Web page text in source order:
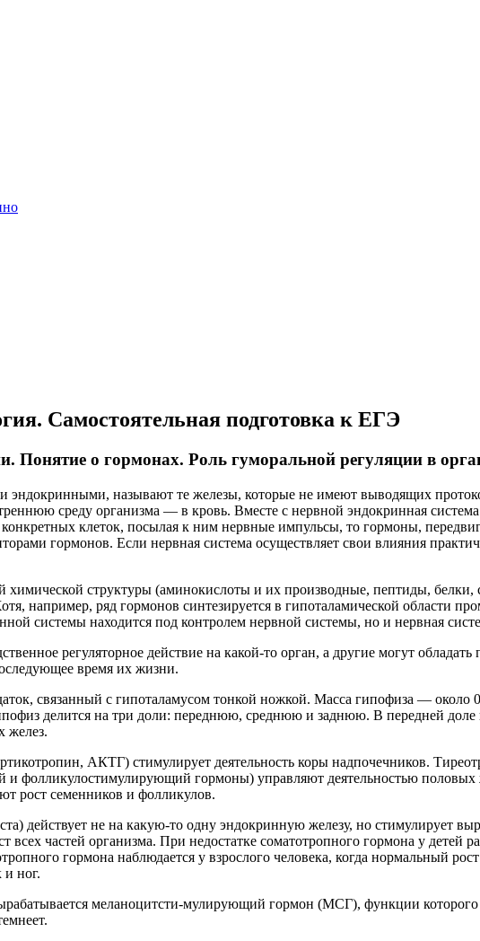
Самостоятельная подготовка к ЕГЭ
Понятие о гормонах. Роль гуморальной регуляции в
эндокринными, называют те железы, которые не имеют выводящих
среду организма — в кровь. Вместе с нервной эндокринная
конкретных клеток, посылая к ним нервные импульсы, то гормоны,
гормонов. Если нервная система осуществляет свои влияния
химической структуры (аминокислоты и их производные, пептиды,
например, ряд гормонов синтезируется в гипоталамической области
системы находится под контролем нервной системы, но и нервная
регуляторное действие на какой-то орган, а другие могут
время их жизни.
связанный с гипоталамусом тонкой ножкой. Масса гипофиза — около
делится на три доли: переднюю, среднюю и заднюю. В передней
желез.
АКТГ) стимулирует деятельность коры надпочечников.
фолликулостимулирующий гормоны) управляют деятельностью
рост семенников и фолликулов.
действует не на какую-то одну эндокринную железу, но стимулирует
всех частей организма. При недостатке соматотропного гормона у детей
гормона наблюдается у взрослого человека, когда нормальный
и ног.
меланоцитсти-мулирующий гормон (МСГ), функции которого